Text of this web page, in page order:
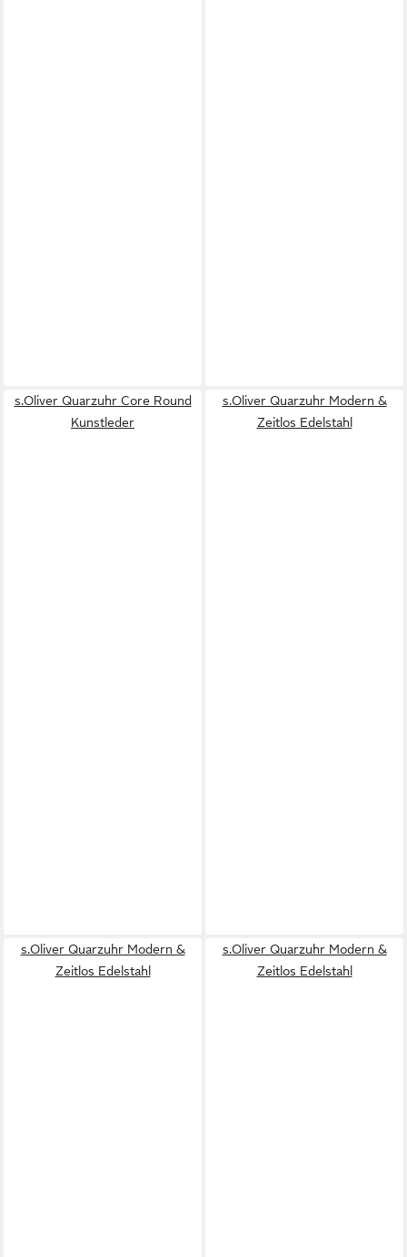
s.Oliver Quarzuhr Core Round
Kunstleder
s.Oliver Quarzuhr Modern &
Zeitlos Edelstahl
s.Oliver Quarzuhr Modern &
Zeitlos Edelstahl
s.Oliver Quarzuhr Modern &
Zeitlos Edelstahl